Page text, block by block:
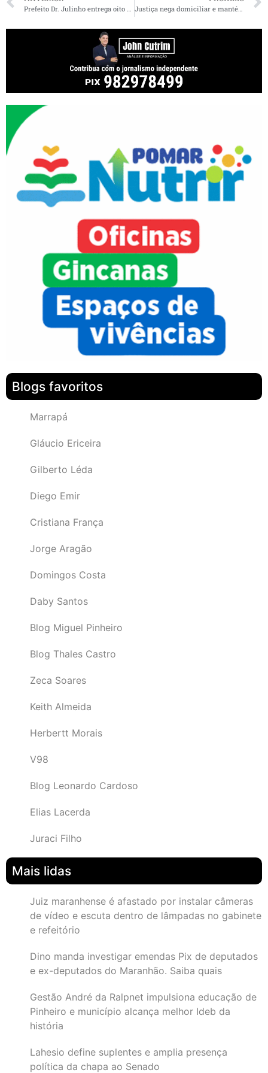
Justiça nega domiciliar e mantém presa patroa que torturou doméstica no MA
Blogs favoritos
Marrapá
Gláucio Ericeira
Gilberto Léda
Diego Emir
Cristiana França
Jorge Aragão
Domingos Costa
Daby Santos
Blog Miguel Pinheiro
Blog Thales Castro
Zeca Soares
Keith Almeida
Herbertt Morais
V98
Blog Leonardo Cardoso
Elias Lacerda
Juraci Filho
Mais lidas
Juiz maranhense é afastado por instalar câmeras
de vídeo e escuta dentro de lâmpadas no gabinete
e refeitório
Dino manda investigar emendas Pix de deputados
e ex-deputados do Maranhão. Saiba quais
Gestão André da Ralpnet impulsiona educação de
Pinheiro e município alcança melhor Ideb da
história
Lahesio define suplentes e amplia presença
política da chapa ao Senado